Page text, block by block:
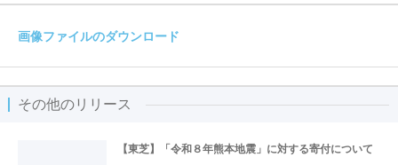
画像ファイルのダウンロード
その他のリリース
【東芝】「令和８年熊本地震」に対する寄付について